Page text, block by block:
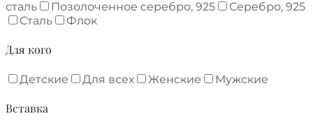
сталь
Позолоченное серебро, 925
Серебро, 925
Сталь
Флок
Для кого
Детские Для всех Женские Мужские
Вставка